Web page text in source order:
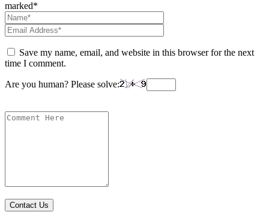
marked*
Save my name, email, and website in this browser for the next
time I comment.
Are you human? Please solve:
Contact Us